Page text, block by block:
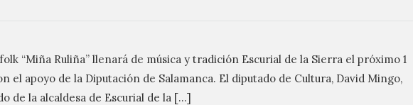
“Miña Ruliña” llenará de música y tradición Escurial de la Sierra el próximo 1
el apoyo de la Diputación de Salamanca. El diputado de Cultura, David Mingo,
de la alcaldesa de Escurial de la […]